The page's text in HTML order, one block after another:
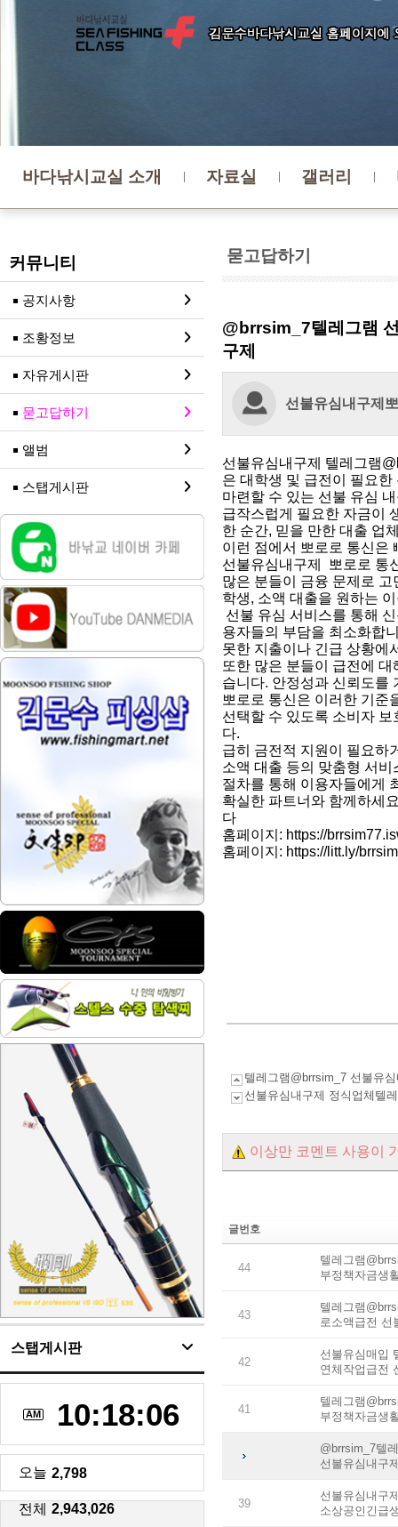
바다낚시교실 소개 자료실 갤러리
묻고답하기
커뮤니티
공지사항
조황정보
자유게시판
묻고답하기
앨범
스탭게시판
스탭게시판
AM 10:18:07
오늘 2,798
전체 2,943,026
@brrsim_7텔레그램
구제
선불유심내구제
선불유심내구제 텔레그램
은 대학생 및 급전이 필요
마련할 수 있는 선불 유심
급작스럽게 필요한 자금이
한 순간, 믿을 만한 대출 업
이런 점에서 뽀로로 통신은
선불유심내구제 뽀로로 통
많은 분들이 금융 문제로
학생, 소액 대출을 원하는
선불 유심 서비스를 통해
용자들의 부담을 최소화합
못한 지출이나 긴급 상황에
또한 많은 분들이 급전에
습니다. 안정성과 신뢰도를
뽀로로 통신은 이러한 기준
선택할 수 있도록 소비자
다.
급히 금전적 지원이 필요하
소액 대출 등의 맞춤형 서
절차를 통해 이용자들에게
확실한 파트너와 함께하세
다
홈페이지: https://
홈페이지: https://litt.ly/
텔레그램@brrsim_7 선불유
선불유심내구제 정식업체텔
이상만 코멘트 사용이
글번호
44
텔레그램
부정책자금생
43
텔레그램
로소액급전 선
42
선불유심매입
연체작업급전
41
텔레그램
부정책자금생
@brrsim_7텔
선불유심내구
39
선불유심내구
소상공인긴급